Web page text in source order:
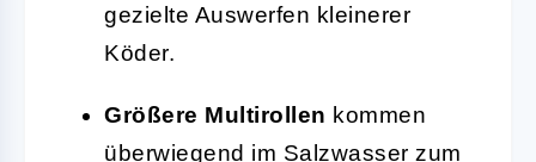
gezielte Auswerfen kleinerer
Köder.
Größere Multirollen kommen
überwiegend im Salzwasser zum